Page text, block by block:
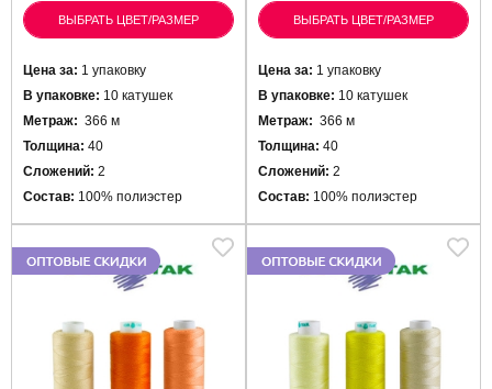
ВЫБРАТЬ ЦВЕТ/РАЗМЕР
Цена за: 1 упаковку
В упаковке: 10 катушек
Метраж: 366 м
Толщина: 40
Сложений: 2
Состав: 100% полиэстер
ВЫБРАТЬ ЦВЕТ/РАЗМЕР
Цена за: 1 упаковку
В упаковке: 10 катушек
Метраж: 366 м
Толщина: 40
Сложений: 2
Состав: 100% полиэстер